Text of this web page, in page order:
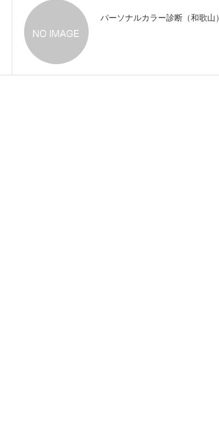
パーソナルカラー診断（和歌山）